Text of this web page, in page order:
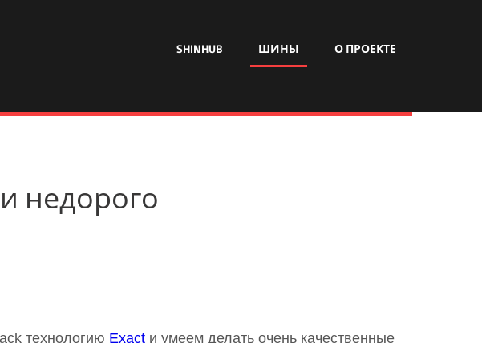
SHINHUB ШИНЫ О ПРОЕКТЕ
недорого
технологию Exact и умеем делать очень качественные